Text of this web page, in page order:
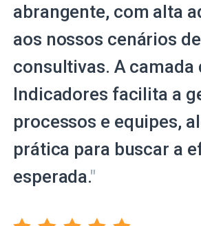
abrangente, com alta
aos nossos cenários
consultivas. A camada
Indicadores facilita a
processos e equipes,
prática para buscar a
esperada."